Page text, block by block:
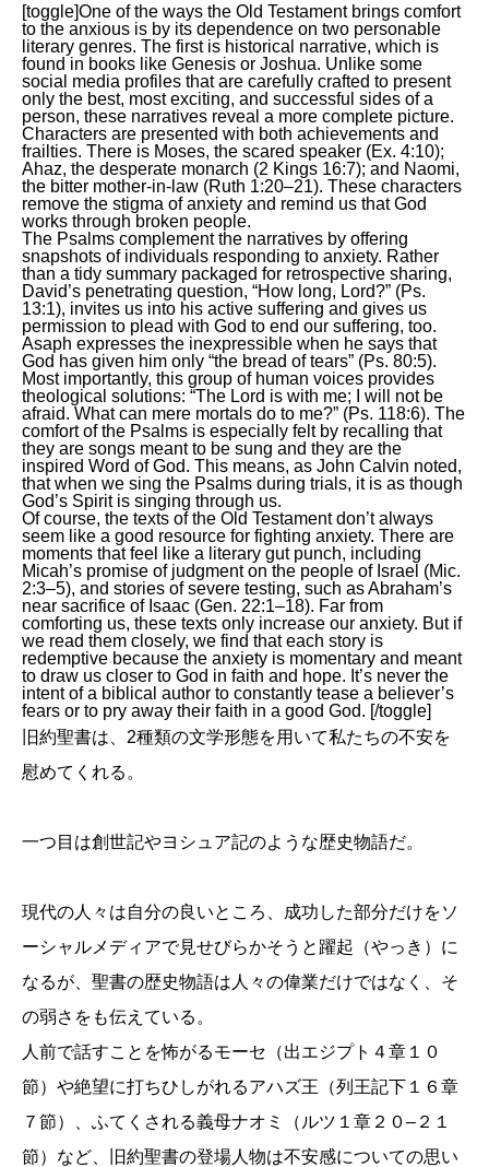
[toggle]One of the ways the Old Testament brings comfort
to the anxious is by its dependence on two personable
literary genres. The first is historical narrative, which is
found in books like Genesis or Joshua. Unlike some
social media profiles that are carefully crafted to present
only the best, most exciting, and successful sides of a
person, these narratives reveal a more complete picture.
Characters are presented with both achievements and
frailties. There is Moses, the scared speaker (Ex. 4:10);
Ahaz, the desperate monarch (2 Kings 16:7); and Naomi,
the bitter mother-in-law (Ruth 1:20–21). These characters
remove the stigma of anxiety and remind us that God
works through broken people.
The Psalms complement the narratives by offering
snapshots of individuals responding to anxiety. Rather
than a tidy summary packaged for retrospective sharing,
David’s penetrating question, “How long, Lord?” (Ps.
13:1), invites us into his active suffering and gives us
permission to plead with God to end our suffering, too.
Asaph expresses the inexpressible when he says that
God has given him only “the bread of tears” (Ps. 80:5).
Most importantly, this group of human voices provides
theological solutions: “The Lord is with me; I will not be
afraid. What can mere mortals do to me?” (Ps. 118:6). The
comfort of the Psalms is especially felt by recalling that
they are songs meant to be sung and they are the
inspired Word of God. This means, as John Calvin noted,
that when we sing the Psalms during trials, it is as though
God’s Spirit is singing through us.
Of course, the texts of the Old Testament don’t always
seem like a good resource for fighting anxiety. There are
moments that feel like a literary gut punch, including
Micah’s promise of judgment on the people of Israel (Mic.
2:3–5), and stories of severe testing, such as Abraham’s
near sacrifice of Isaac (Gen. 22:1–18). Far from
comforting us, these texts only increase our anxiety. But if
we read them closely, we find that each story is
redemptive because the anxiety is momentary and meant
to draw us closer to God in faith and hope. It’s never the
intent of a biblical author to constantly tease a believer’s
fears or to pry away their faith in a good God. [/toggle]
旧約聖書は、2種類の文学形態を用いて私たちの不安を
慰めてくれる。
一つ目は創世記やヨシュア記のような歴史物語だ。
現代の人々は自分の良いところ、成功した部分だけをソ
ーシャルメディアで見せびらかそうと躍起（やっき）に
なるが、聖書の歴史物語は人々の偉業だけではなく、そ
の弱さをも伝えている。
人前で話すことを怖がるモーセ（出エジプト４章１０
節）や絶望に打ちひしがれるアハズ王（列王記下１６章
７節）、ふてくされる義母ナオミ（ルツ１章２０–２１
節）など、旧約聖書の登場人物は不安感についての思い